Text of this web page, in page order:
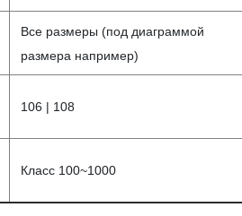
Все размеры (под диаграммой
размера например)
106 | 108
Класс 100~1000